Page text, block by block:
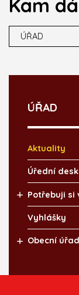
Kam
ÚŘAD
ÚŘAD
Aktuality
Úřední
Potřebuji si
Vyhlášky
Obecní úřad